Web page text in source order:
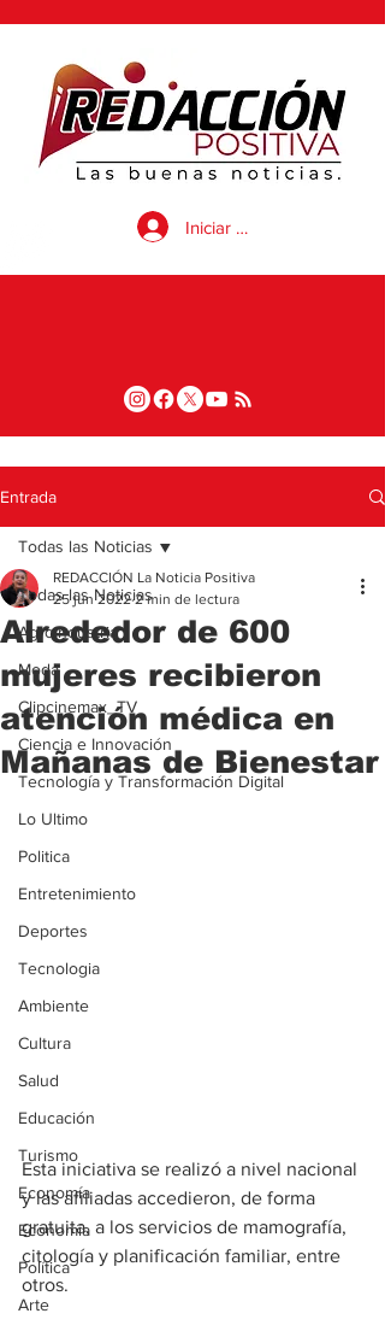
Iniciar sesión
Entrada
Todas las Noticias
Agroindustria
Moda
Clipcinemax_TV
Ciencia e Innovación
Tecnología y Transformación Digital
Lo Ultimo
Politica
Entretenimiento
Deportes
Tecnologia
Ambiente
Cultura
Salud
Educación
Turismo
Economía
Economía
Política
Arte
Todas las Noticias
Alrededor de 600
mujeres recibieron
atención médica en
Mañanas de Bienestar
REDACCIÓN La Noticia Positiva
25 jun 2022 2 min de lectura
Esta iniciativa se realizó a nivel nacional
y las afiliadas accedieron, de forma
gratuita, a los servicios de mamografía,
citología y planificación familiar, entre
otros.